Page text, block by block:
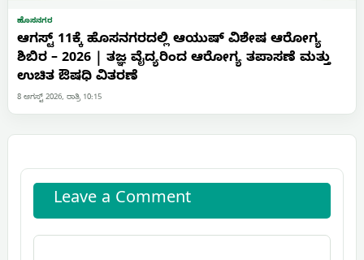
ಹೊಸನಗರ
ಆಗಸ್ಟ್ 11ಕ್ಕೆ ಹೊಸನಗರದಲ್ಲಿ ಆಯುಷ್ ವಿಶೇಷ ಆರೋಗ್ಯ
ಶಿಬಿರ – 2026 | ತಜ್ಞ ವೈದ್ಯರಿಂದ ಆರೋಗ್ಯ ತಪಾಸಣೆ ಮತ್ತು
ಉಚಿತ ಔಷಧಿ ವಿತರಣೆ
8 ಆಗಸ್ಟ್ 2026, ರಾತ್ರಿ 10:15
Leave a Comment
Comment